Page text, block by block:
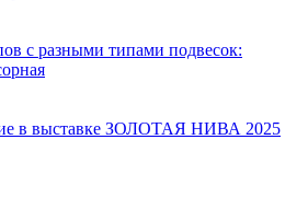
с разными типами подвесок:
в выставке ЗОЛОТАЯ НИВА 2025